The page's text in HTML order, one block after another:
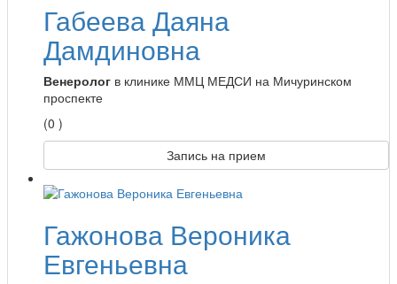
Габеева Даяна
Дамдиновна
Венеролог в клинике ММЦ МЕДСИ на Мичуринском
проспекте
(0 )
Запись на прием
Гажонова Вероника
Евгеньевна